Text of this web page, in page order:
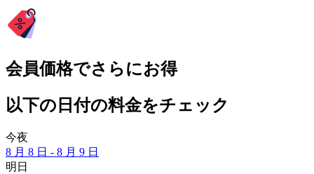
会員価格でさらにお得
以下の日付の料金をチェック
今夜
8 月 8 日 - 8 月 9 日
明日